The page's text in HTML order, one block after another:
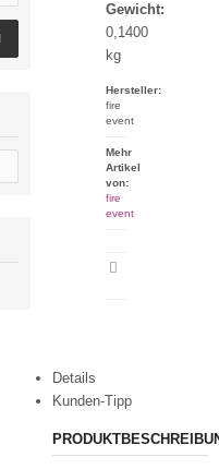
Gewicht:
0,1400
kg
Hersteller:
fire
event
Mehr
Artikel
von:
fire
event
Details
Kunden-Tipp